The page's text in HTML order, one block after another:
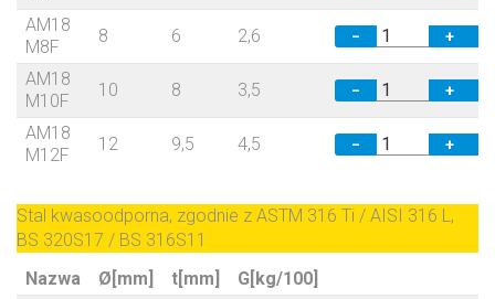
AM18
M8F
8 6 2,6 − +
AM18
M10F
10 8 3,5 − +
AM18
M12F
12 9,5 4,5 − +
Stal kwasoodporna, zgodnie z ASTM 316 Ti / AISI 316 L,
BS 320S17 / BS 316S11
Nazwa
Ø[mm] t[mm]
G[kg/100]